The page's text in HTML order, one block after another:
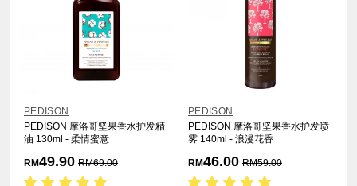
PEDISON
PEDISON 摩洛哥坚果香水护发精
油 130ml - 柔情蜜意
RM49.90 RM69.00
PEDISON
PEDISON 摩洛哥坚果香水护发喷
雾 140ml - 浪漫花香
RM46.00 RM59.00